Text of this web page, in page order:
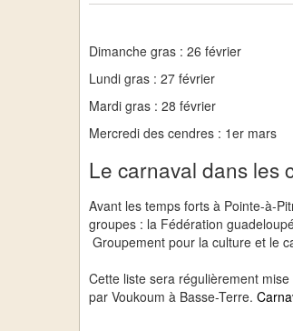
Dimanche gras : 26 février
Lundi gras : 27 février
Mardi gras : 28 février
Mercredi des cendres : 1er mars
Le carnaval dans les
Avant les temps forts à Pointe-à-
groupes : la Fédération
Groupement pour la culture et le
Cette liste sera régulièrement
par Voukoum à Basse-Terre.